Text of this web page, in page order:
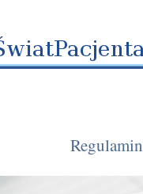
Regulamin